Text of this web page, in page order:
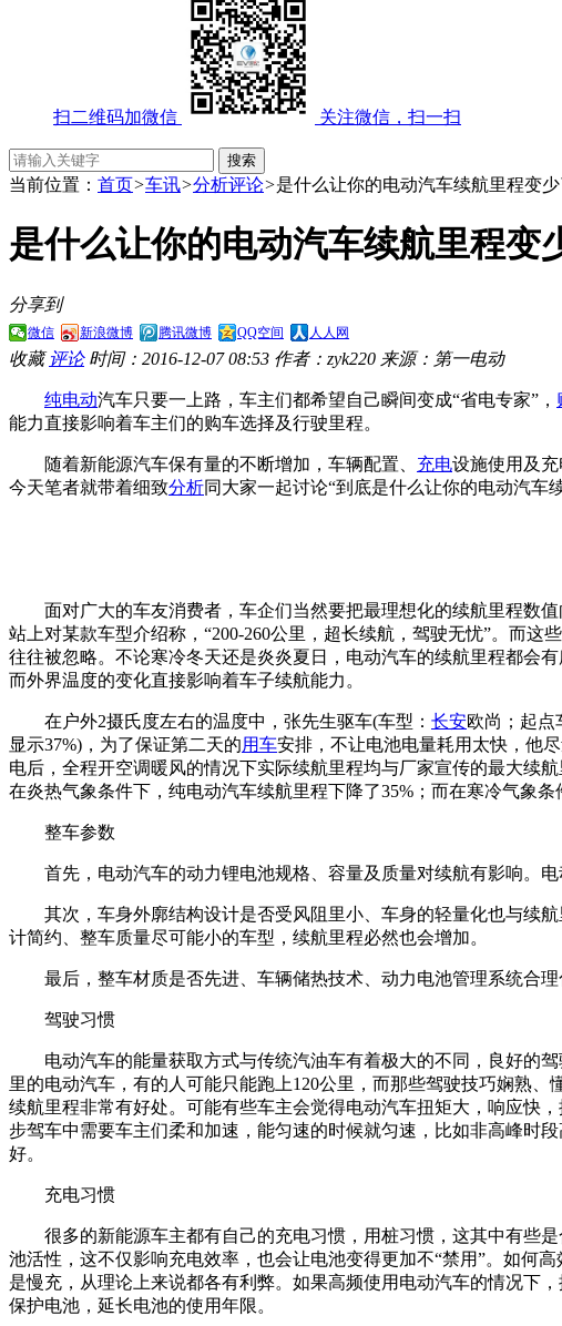
扫二维码加微信 关注微信，扫一扫
当前位置： 首页>车讯>分析评论>是什么让你的电动汽车续航里程变少
是什么让你的电动汽车续航里程变
分享到
微信 新浪微博 腾讯微博 QQ空间 人人网
收藏 评论 时间：2016-12-07 08:53 作者：zyk220 来源：第一电动
纯电动汽车只要一上路，车主们都希望自己瞬间变成“省电专家”，
能力直接影响着车主们的购车选择及行驶里程。
随着新能源汽车保有量的不断增加，车辆配置、 充电设施使用及
今天笔者就带着细致分析同大家一起讨论“到底是什么让你的电动汽车
面对广大的车友消费者，车企们当然要把最理想化的续航里程数值
站上对某款车型介绍称，“200-260公里，超长续航，驾驶无忧”。而
往往被忽略。不论寒冷冬天还是炎炎夏日，电动汽车的续航里程都会
而外界温度的变化直接影响着车子续航能力。
在户外2摄氏度左右的温度中，张先生驱车(车型： 长安欧尚；起点
显示37%)，为了保证第二天的用车安排，不让电池电量耗用太快，他
电后，全程开空调暖风的情况下实际续航里程均与厂家宣传的最大续
在炎热气象条件下，纯电动汽车续航里程下降了35%；而在寒冷气象条
整车参数
首先，电动汽车的动力锂电池规格、容量及质量对续航有影响。电
其次，车身外廓结构设计是否受风阻里小、车身的轻量化也与续航
计简约、整车质量尽可能小的车型，续航里程必然也会增加。
最后，整车材质是否先进、车辆储热技术、动力电池管理系统合理
驾驶习惯
电动汽车的能量获取方式与传统汽油车有着极大的不同，良好的驾
里的电动汽车，有的人可能只能跑上120公里，而那些驾驶技巧娴熟
续航里程非常有好处。可能有些车主会觉得电动汽车扭矩大，响应快
步驾车中需要车主们柔和加速，能匀速的时候就匀速，比如非高峰时
好。
充电习惯
很多的新能源车主都有自己的充电习惯，用桩习惯，这其中有些是
池活性，这不仅影响充电效率，也会让电池变得更加不“禁用”。如何
是慢充，从理论上来说都各有利弊。如果高频使用电动汽车的情况下
保护电池，延长电池的使用年限。